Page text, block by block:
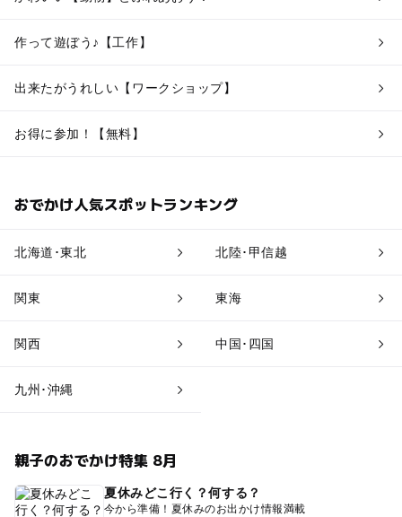
作って遊ぼう♪【工作】
出来たがうれしい【ワークショップ】
お得に参加！【無料】
おでかけ人気スポットランキング
北海道･東北 北陸･甲信越
関東 東海
関西 中国･四国
九州･沖縄
親子のおでかけ特集 8月
夏休みどこ行く？何する？
今から準備！夏休みのお出かけ情報満載